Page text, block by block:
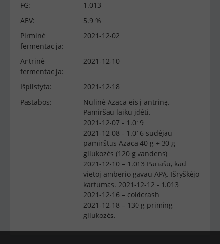
FG:
1.013
ABV:
5.9 %
Pirminė
fermentacija:
2021-12-02
Antrinė
fermentacija:
2021-12-10
Išpilstyta:
2021-12-18
Pastabos:
Nulinė Azaca eis į antrinę.
Pamiršau laiku įdėti.
2021-12-07 - 1.019
2021-12-08 - 1.016 sudėjau
pamirštus Azaca 40 g + 30 g
gliukozės (120 g vandens)
2021-12-10 – 1.013 Panašu, kad
vietoj amberio gavau APĄ. Išryškėjo
kartumas. 2021-12-12 - 1.013
2021-12-16 – coldcrash
2021-12-18 – 130 g priming
gliukozės.